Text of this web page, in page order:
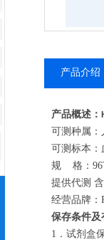
产品介绍
产品概述：
可测种属
可测标本：
规 格：
提供代测
经营品牌：
保存条件及
1．试剂盒